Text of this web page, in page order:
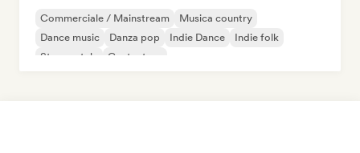
Commerciale / Mainstream
Musica country
Dance music
Danza pop Indie Dance
Indie folk
Strumentale
Cantautore